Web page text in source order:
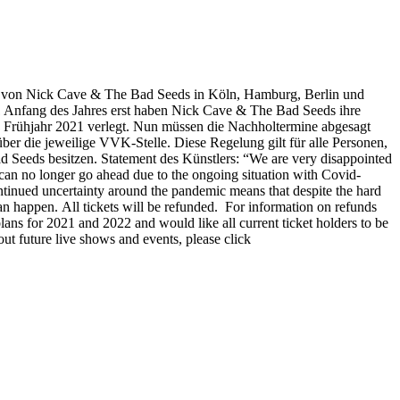
Nick Cave & The Bad Seeds in Köln, Hamburg, Berlin und
des Jahres erst haben Nick Cave & The Bad Seeds ihre
2021 verlegt. Nun müssen die Nachholtermine abgesagt
die jeweilige VVK-Stelle. Diese Regelung gilt für alle Personen,
besitzen. Statement des Künstlers: “We are very disappointed
no longer go ahead due to the ongoing situation with Covid-
uncertainty around the pandemic means that despite the hard
happen. All tickets will be refunded. For information on refunds
for 2021 and 2022 and would like all current ticket holders to be
future live shows and events, please click